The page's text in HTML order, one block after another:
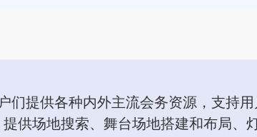
们提供各种内外主流会务资源，支持用
供场地搜索、舞台场地搭建和布局、